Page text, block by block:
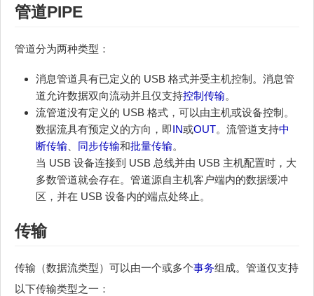
管道PIPE
管道分为两种类型：
消息管道具有已定义的 USB 格式并受主机控制。消息管
道允许数据双向流动并且仅支持控制传输。
流管道没有定义的 USB 格式，可以由主机或设备控制。
数据流具有预定义的方向，即IN或OUT。流管道支持中
断传输
同步传输和批量传输。
当 USB 设备连接到 USB 总线并由 USB 主机配置时，大
多数管道就会存在。管道源自主机客户端内的数据缓冲
区，并在 USB 设备内的端点处终止。
传输
传输（数据流类型）可以由一个或多个事务组成。管道仅支持
以下传输类型之一：